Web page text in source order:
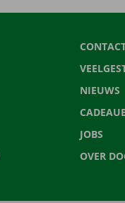
NIEUWS
JOBS
OVER